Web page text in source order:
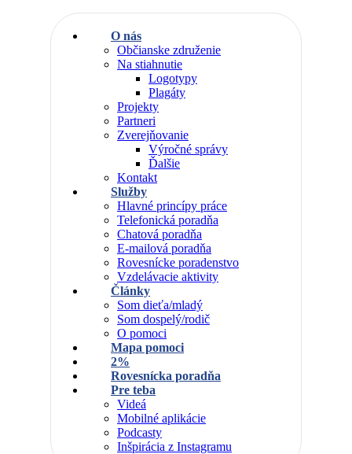
O nás
Občianske združenie
Na stiahnutie
Logotypy
Plagáty
Projekty
Partneri
Zverejňovanie
Výročné správy
Ďalšie
Kontakt
Služby
Hlavné princípy práce
Telefonická poradňa
Chatová poradňa
E-mailová poradňa
Rovesnícke poradenstvo
Vzdelávacie aktivity
Články
Som dieťa/mladý
Som dospelý/rodič
O pomoci
Mapa pomoci
2%
Rovesnícka poradňa
Pre teba
Videá
Mobilné aplikácie
Podcasty
Inšpirácia z Instagramu